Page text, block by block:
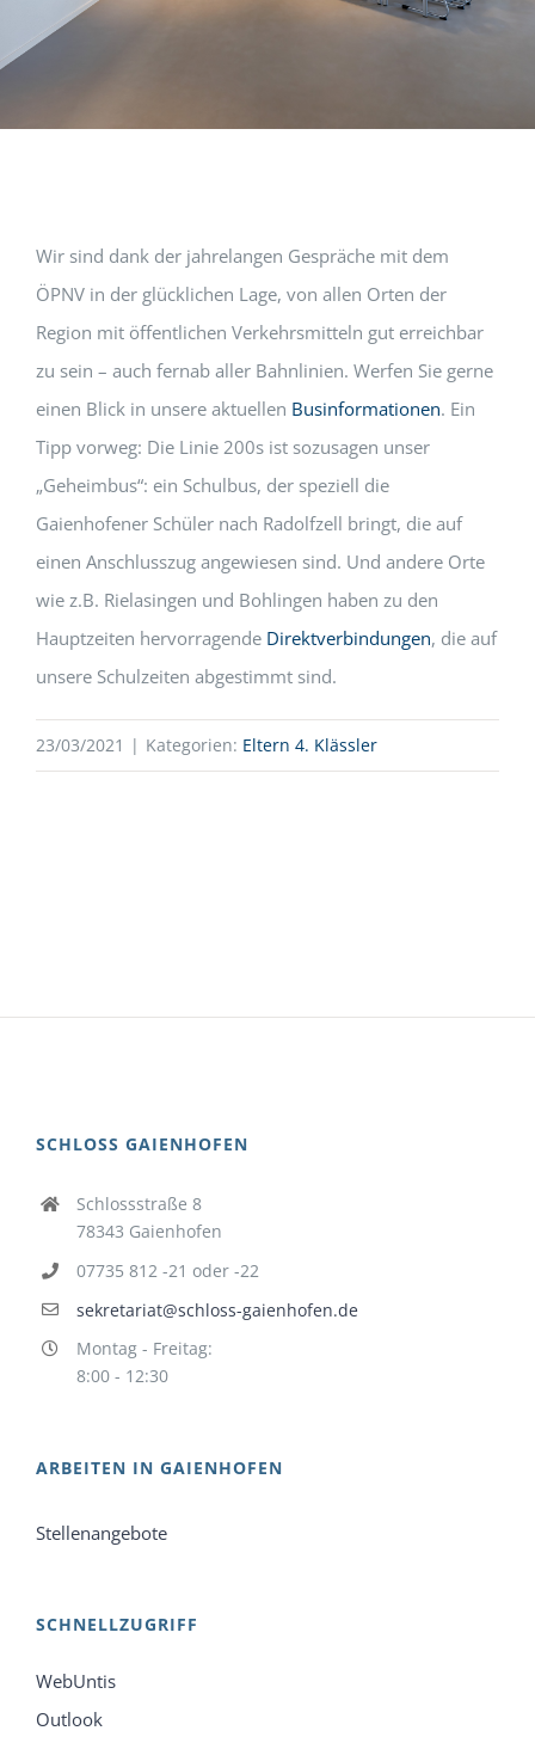
Wir sind dank der jahrelangen Gespräche mit dem
ÖPNV in der glücklichen Lage, von allen Orten der
Region mit öffentlichen Verkehrsmitteln gut erreichbar
zu sein – auch fernab aller Bahnlinien. Werfen Sie gerne
einen Blick in unsere aktuellen Businformationen. Ein
Tipp vorweg: Die Linie 200s ist sozusagen unser
„Geheimbus“: ein Schulbus, der speziell die
Gaienhofener Schüler nach Radolfzell bringt, die auf
einen Anschlusszug angewiesen sind. Und andere Orte
wie z.B. Rielasingen und Bohlingen haben zu den
Hauptzeiten hervorragende Direktverbindungen, die auf
unsere Schulzeiten abgestimmt sind.
23/03/2021 | Kategorien: Eltern 4. Klässler
SCHLOSS GAIENHOFEN
Schlossstraße 8
78343 Gaienhofen
07735 812 -21 oder -22
sekretariat@schloss-gaienhofen.de
Montag - Freitag:
8:00 - 12:30
ARBEITEN IN GAIENHOFEN
Stellenangebote
SCHNELLZUGRIFF
WebUntis
Outlook